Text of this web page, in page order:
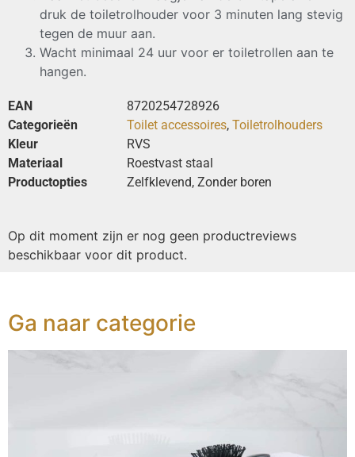
druk de toiletrolhouder voor 3 minuten lang stevig
tegen de muur aan.
Wacht minimaal 24 uur voor er toiletrollen aan te
hangen.
EAN
8720254728926
Categorieën
Toilet accessoires, Toiletrolhouders
Kleur
RVS
Materiaal
Roestvast staal
Productopties
Zelfklevend, Zonder boren
Op dit moment zijn er nog geen productreviews
beschikbaar voor dit product.
Ga naar categorie